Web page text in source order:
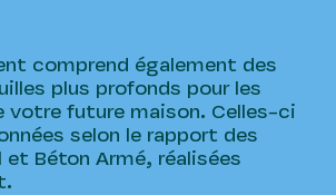
comprend également des
plus profonds pour les
votre future maison. Celles-ci
selon le rapport des
et Béton Armé, réalisées